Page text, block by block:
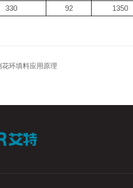
330 92 1350
环填料应用原理